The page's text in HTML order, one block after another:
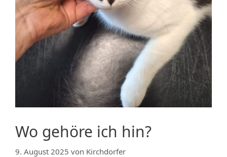
Wo gehöre ich hin?
9. August 2025 von Kirchdorfer